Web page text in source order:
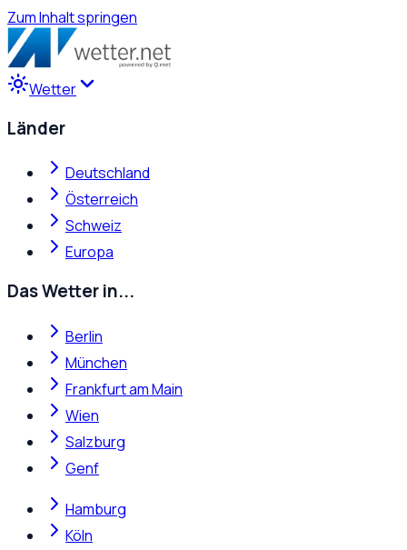
Zum Inhalt springen
Wetter
Länder
Deutschland
Österreich
Schweiz
Europa
Das Wetter in...
Berlin
München
Frankfurt am Main
Wien
Salzburg
Genf
Hamburg
Köln